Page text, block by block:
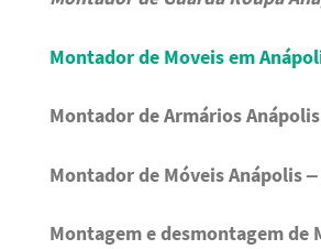
Montador de Moveis em
Montador de Armários Anápolis
Montador de Móveis Anápolis –
Montagem e desmontagem de